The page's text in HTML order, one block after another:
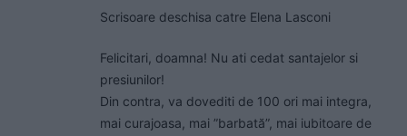
Scrisoare deschisa catre Elena Lasconi
Felicitari, doamna! Nu ati cedat santajelor si
presiunilor!
Din contra, va dovediti de 100 ori mai integra,
mai curajoasa, mai ”barbată”, mai iubitoare de